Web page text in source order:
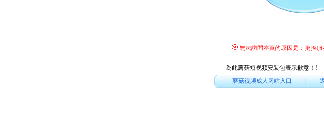
無法訪問本頁的原因是：更換
為此蘑菇短视频安装包表示歉意！ !
蘑菇视频成人网站入口|